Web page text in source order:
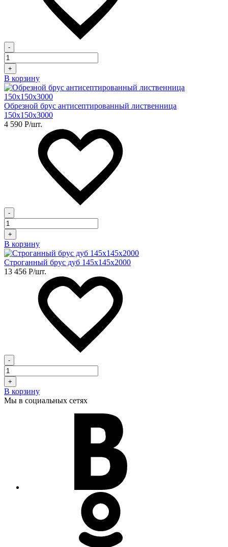
-
+
В корзину
Обрезной брус антисептированный лиственница
150х150х3000
4 590 Р/шт.
-
+
В корзину
Строганный брус дуб 145х145х2000
13 456 Р/шт.
-
+
В корзину
Мы в социальных сетях